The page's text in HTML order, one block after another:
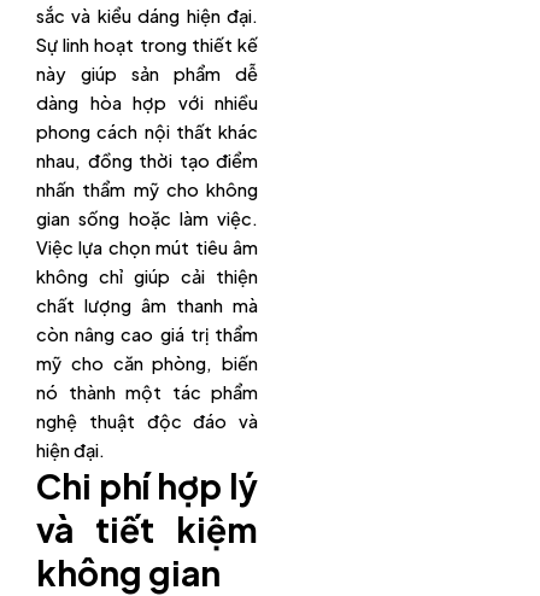
sắc và kiểu dáng hiện đại.
Sự linh hoạt trong thiết kế
này giúp sản phẩm dễ
dàng hòa hợp với nhiều
phong cách nội thất khác
nhau, đồng thời tạo điểm
nhấn thẩm mỹ cho không
gian sống hoặc làm việc.
Việc lựa chọn mút tiêu âm
không chỉ giúp cải thiện
chất lượng âm thanh mà
còn nâng cao giá trị thẩm
mỹ cho căn phòng, biến
nó thành một tác phẩm
nghệ thuật độc đáo và
hiện đại.
Chi phí hợp lý
và tiết kiệm
không gian